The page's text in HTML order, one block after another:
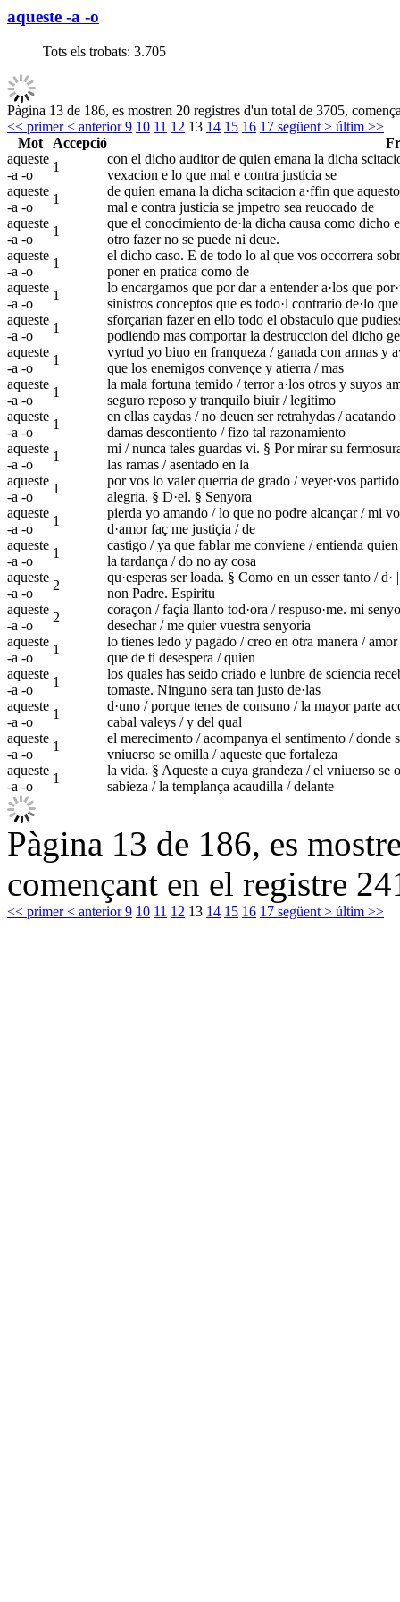
aqueste -a -o
Tots els trobats: 3.705
Pàgina 13 de 186, es mostren 20 registres d'un total de 3705,
<< primer< anterior9 10 11 12 13 14 15 16 17 següent > últim >>
Mot
Accepció
aqueste
-a -o
1
con el dicho auditor de quien emana la dicha
vexacion e lo que mal e contra justicia se
aqueste
-a -o
1
de quien emana la dicha scitacion a·ffin que
mal e contra justicia se jmpetro sea reuocado de
aqueste
-a -o
1
que el conocimiento de·la dicha causa como dicho
otro fazer no se puede ni deue.
aqueste
-a -o
1
el dicho caso. E de todo lo al que vos occorrera
poner en pratica como de
aqueste
-a -o
1
lo encargamos que por dar a entender a·los que
sinistros conceptos que es todo·l contrario de·lo que
aqueste
-a -o
1
sforçarian fazer en ello todo el obstaculo que
podiendo mas comportar la destruccion del dicho
aqueste
-a -o
1
vyrtud yo biuo en franqueza / ganada con armas y
que los enemigos convençe y atierra / mas
aqueste
-a -o
1
la mala fortuna temido / terror a·los otros y suyos
seguro reposo y tranquilo biuir / legitimo
aqueste
-a -o
1
en ellas caydas / no deuen ser retrahydas /
damas descontiento / fizo tal razonamiento
aqueste
-a -o
1
mi / nunca tales guardas vi. § Por mirar su
las ramas / asentado en la
aqueste
-a -o
1
por vos lo valer querria de grado / veyer·vos
alegria. § D·el. § Senyora
aqueste
-a -o
1
pierda yo amando / lo que no podre alcançar / mi
d·amor faç me justiçia / de
aqueste
-a -o
1
castigo / ya que fablar me conviene / entienda
la tardança / do no ay cosa
aqueste
-a -o
2
qu·esperas ser loada. § Como en un esser tanto /
non Padre. Espiritu
aqueste
-a -o
2
coraçon / façia llanto tod·ora / respuso·me. mi
desechar / me quier vuestra senyoria
aqueste
-a -o
1
lo tienes ledo y pagado / creo en otra manera /
que de ti desespera / quien
aqueste
-a -o
1
los quales has seido criado e lunbre de sciencia
tomaste. Ninguno sera tan justo de·las
aqueste
-a -o
1
d·uno / porque tenes de consuno / la mayor parte
cabal valeys / y del qual
aqueste
-a -o
1
el merecimento / acompanya el sentimento / donde
vniuerso se omilla / aqueste que fortaleza
aqueste
-a -o
1
la vida. § Aqueste a cuya grandeza / el vniuerso se
sabieza / la templança acaudilla / delante
Pàgina 13 de 186, es
començant en el registre
<< primer< anterior9 10 11 12 13 14 15 16 17 següent > últim >>